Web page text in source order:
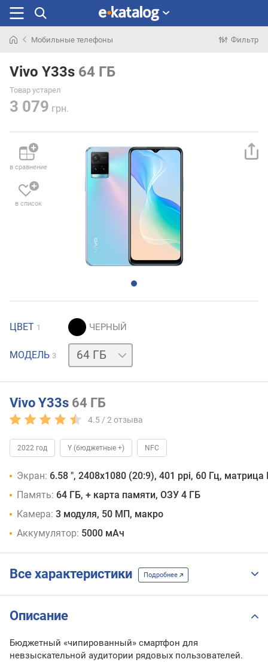
раньше
Мобильные телефоны Фильтр
Vivo Y33s 64 ГБ
Товар устарел
3 079 грн.
в сравнение
в список
ЦВЕТ 1
МОДЕЛЬ 3
128 ГБ
128 ГБ
Vivo Y33s 64 ГБ
4.5 /2 отзыва
2022 год Y (бюджетные +) NFC
Экран: 6.58 ", 2408х1080 (20:9), 401 ppi, 60 Гц, матрица
Память: 64 ГБ, + карта памяти, ОЗУ 4 ГБ
Камера: 3 модуля, 50 МП, макро
Аккумулятор: 5000 мАч
Все характеристики Подробнее
Описание
Бюджетный «чипированный» смартфон для
невзыскательной аудитории рядовых пользователей.